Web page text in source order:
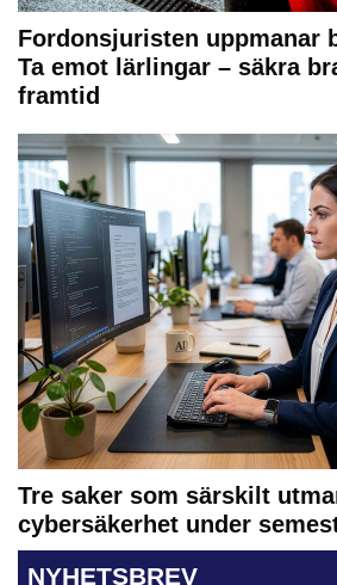
Fordonsjuristen uppmanar
Ta emot lärlingar – säkra
framtid
Tre saker som särskilt
cybersäkerhet under
NYHETSBREV